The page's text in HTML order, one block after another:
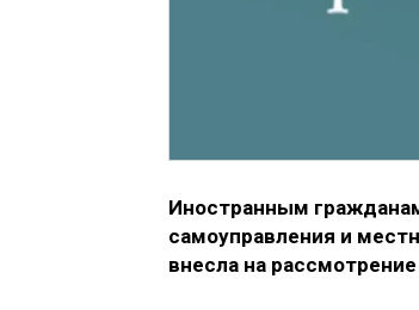
Иностранным
самоуправления и
внесла на